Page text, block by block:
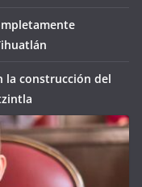
la construcción del